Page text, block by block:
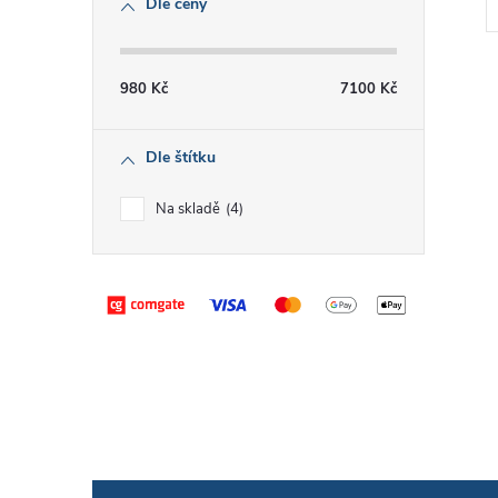
980 Kč 7100 Kč
Dle štítku
Na skladě 4